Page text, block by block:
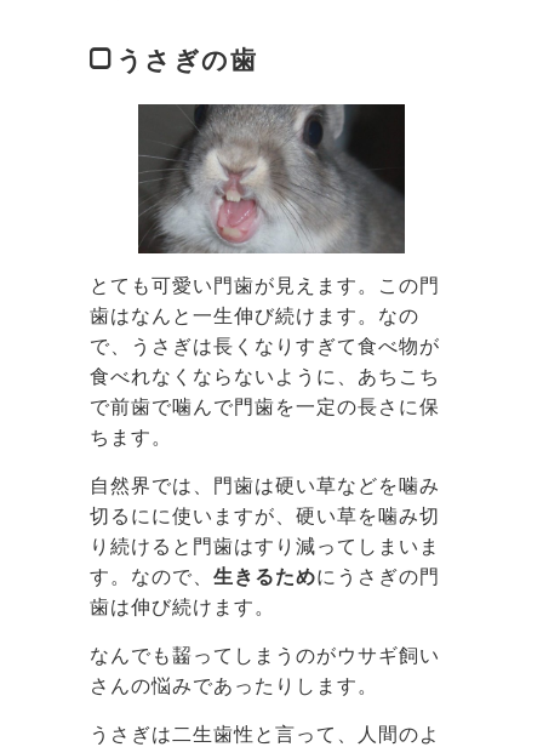
うさぎの歯
とても可愛い門歯が見えます。この門
歯はなんと一生伸び続けます。なの
で、うさぎは長くなりすぎて食べ物が
食べれなくならないように、あちこち
で前歯で噛んで門歯を一定の長さに保
ちます。
自然界では、門歯は硬い草などを噛み
切るにに使いますが、硬い草を噛み切
り続けると門歯はすり減ってしまいま
す。なので、 生きるためにうさぎの門
歯は伸び続けます。
なんでも齧ってしまうのがウサギ飼い
さんの悩みであったりします。
うさぎは二生歯性と言って、人間のよ